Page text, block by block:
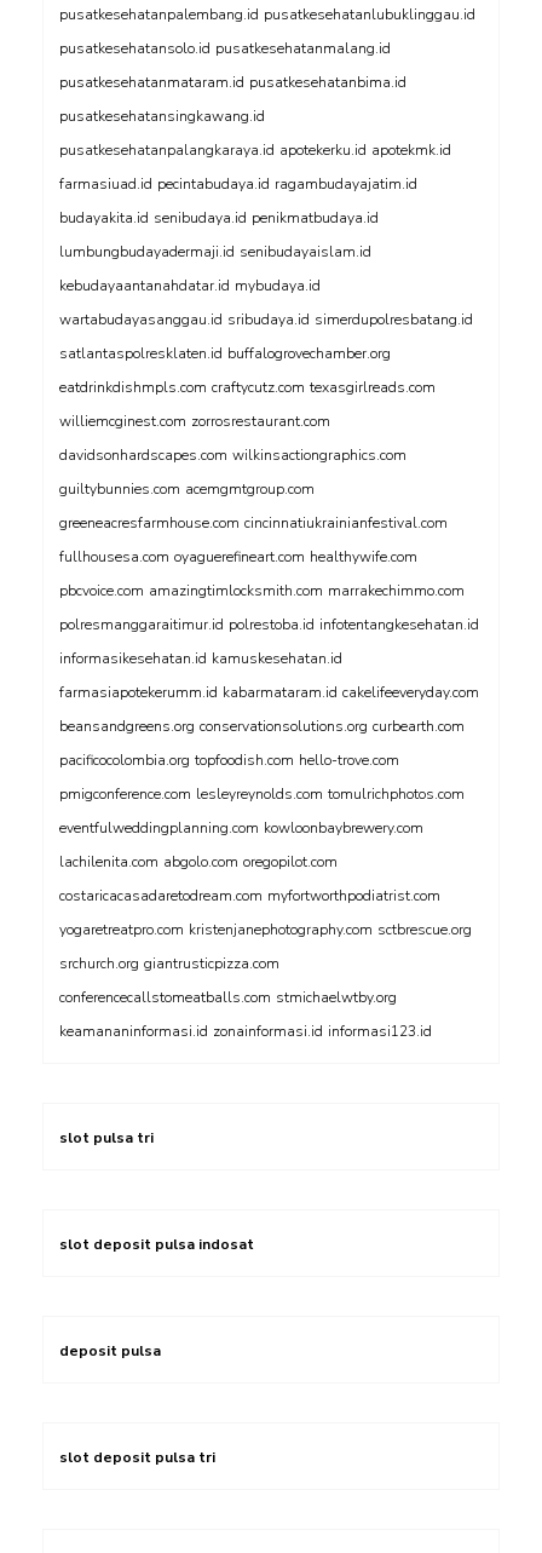
pusatkesehatanpalembang.id pusatkesehatanlubuklinggau.id
pusatkesehatansolo.id pusatkesehatanmalang.id
pusatkesehatanmataram.id pusatkesehatanbima.id
pusatkesehatansingkawang.id
pusatkesehatanpalangkaraya.id apotekerku.id apotekmk.id
farmasiuad.id pecintabudaya.id ragambudayajatim.id
budayakita.id senibudaya.id penikmatbudaya.id
lumbungbudayadermaji.id senibudayaislam.id
kebudayaantanahdatar.id mybudaya.id
wartabudayasanggau.id sribudaya.id simerdupolresbatang.id
satlantaspolresklaten.id buffalogrovechamber.org
eatdrinkdishmpls.com craftycutz.com texasgirlreads.com
williemcginest.com zorrosrestaurant.com
davidsonhardscapes.com wilkinsactiongraphics.com
guiltybunnies.com acemgmtgroup.com
greeneacresfarmhouse.com cincinnatiukrainianfestival.com
fullhousesa.com oyaguerefineart.com healthywife.com
pbcvoice.com amazingtimlocksmith.com marrakechimmo.com
polresmanggaraitimur.id polrestoba.id infotentangkesehatan.id
informasikesehatan.id kamuskesehatan.id
farmasiapotekerumm.id kabarmataram.id cakelifeeveryday.com
beansandgreens.org conservationsolutions.org curbearth.com
pacificocolombia.org topfoodish.com hello-trove.com
pmigconference.com lesleyreynolds.com tomulrichphotos.com
eventfulweddingplanning.com kowloonbaybrewery.com
lachilenita.com abgolo.com oregopilot.com
costaricacasadaretodream.com myfortworthpodiatrist.com
yogaretreatpro.com kristenjanephotography.com sctbrescue.org
srchurch.org giantrusticpizza.com
conferencecallstomeatballs.com stmichaelwtby.org
keamananinformasi.id zonainformasi.id informasi123.id
slot pulsa tri
slot deposit pulsa indosat
deposit pulsa
slot deposit pulsa tri